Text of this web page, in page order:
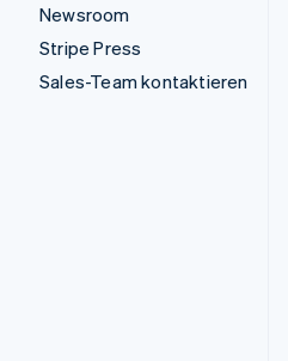
Newsroom
Stripe Press
Sales-Team kontaktieren